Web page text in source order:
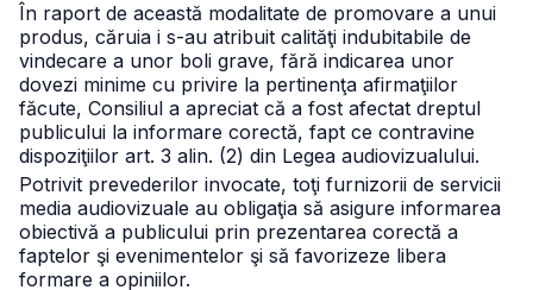
În raport de această modalitate de promovare a unui
produs, căruia i s-au atribuit calităţi indubitabile de
vindecare a unor boli grave, fără indicarea unor
dovezi minime cu privire la pertinenţa afirmaţiilor
făcute, Consiliul a apreciat că a fost afectat dreptul
publicului la informare corectă, fapt ce contravine
dispoziţiilor art. 3 alin. (2) din Legea audiovizualului.
Potrivit prevederilor invocate, toţi furnizorii de servicii
media audiovizuale au obligaţia să asigure informarea
obiectivă a publicului prin prezentarea corectă a
faptelor şi evenimentelor şi să favorizeze libera
formare a opiniilor.